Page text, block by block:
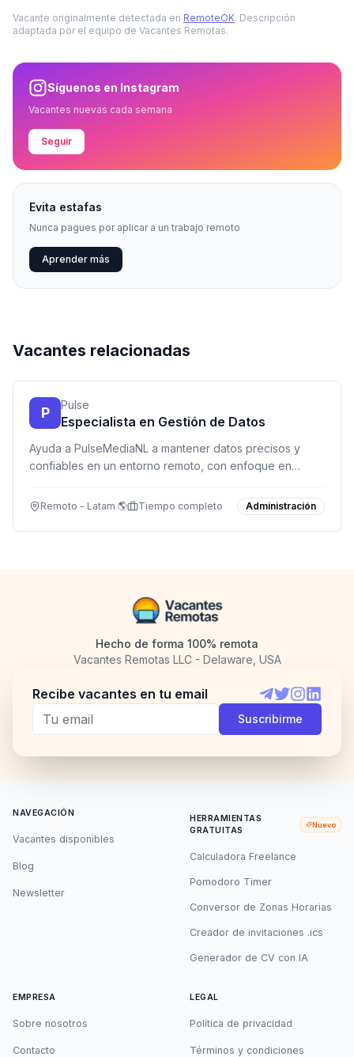
Vacante originalmente detectada en RemoteOK. Descripción
adaptada por el equipo de Vacantes Remotas.
Síguenos en Instagram
Vacantes nuevas cada semana
Seguir
Evita estafas
Nunca pagues por aplicar a un trabajo remoto
Aprender más
Vacantes relacionadas
P Pulse
Especialista en Gestión de Datos
Ayuda a PulseMediaNL a mantener datos precisos y
confiables en un entorno remoto, con enfoque en
Remoto - Latam 🌎 Tiempo completo Administración
Hecho de forma 100% remota
Vacantes Remotas LLC - Delaware, USA
Recibe vacantes en tu email
Telegram
TwitterInstagram
Suscribirme
NAVEGACIÓN
Vacantes disponibles
Blog
Newsletter
HERRAMIENTAS
GRATUITAS
Nuevo
Calculadora Freelance
Pomodoro Timer
Conversor de Zonas Horarias
Creador de invitaciones .ics
Generador de CV con IA
EMPRESA
Sobre nosotros
Contacto
LEGAL
Política de privacidad
Términos y condiciones